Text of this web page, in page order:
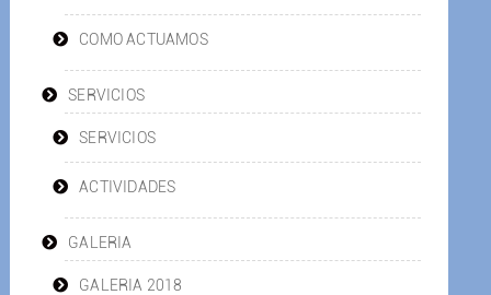
COMO ACTUAMOS
SERVICIOS
SERVICIOS
ACTIVIDADES
GALERIA
GALERIA 2018